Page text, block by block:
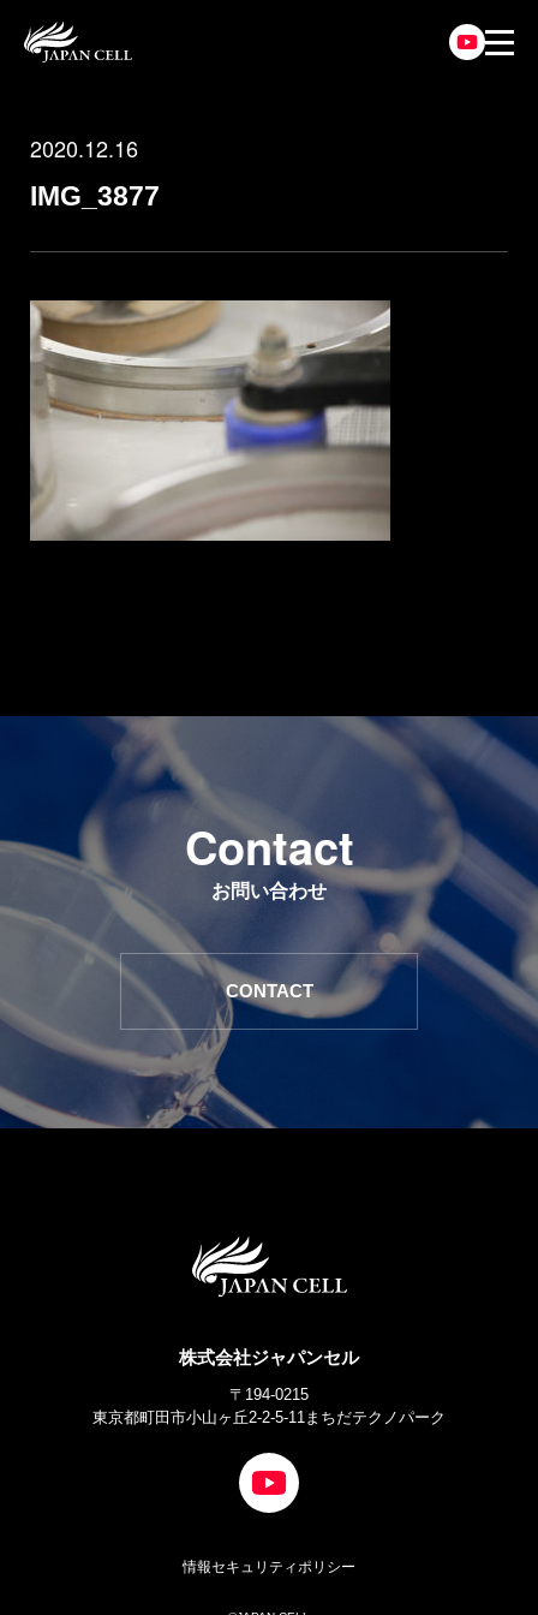
2020.12.16
IMG_3877
Contact
お問い合わせ
CONTACT
株式会社ジャパンセル
〒194-0215
東京都町田市小山ヶ丘2-2-5-11まちだテクノパーク
情報セキュリティポリシー